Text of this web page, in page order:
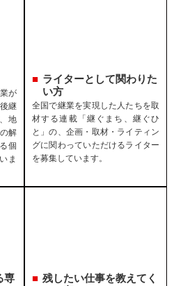
が
継
地
解
個
ま
ライターとして関わりた
い方
全国で継業を実現した人たちを取
材する連載「継ぐまち、継ぐひ
と」の、企画・取材・ライティン
グに関わっていただけるライター
を募集しています。
専
残したい仕事を教えてく